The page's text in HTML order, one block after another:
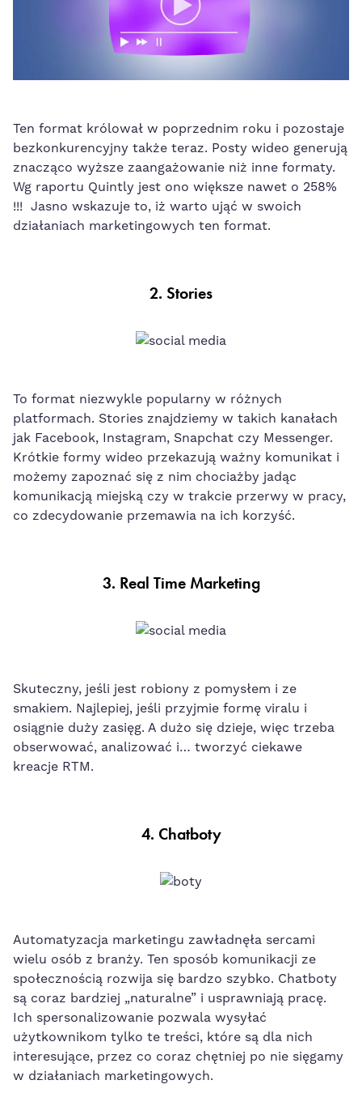
Ten format królował w poprzednim roku i pozostaje
bezkonkurencyjny także teraz. Posty wideo generują
znacząco wyższe zaangażowanie niż inne formaty.
Wg raportu Quintly jest ono większe nawet o 258%
!!! Jasno wskazuje to, iż warto ująć w swoich
działaniach marketingowych ten format.
2. Stories
To format niezwykle popularny w różnych
platformach. Stories znajdziemy w takich kanałach
jak Facebook, Instagram, Snapchat czy Messenger.
Krótkie formy wideo przekazują ważny komunikat i
możemy zapoznać się z nim chociażby jadąc
komunikacją miejską czy w trakcie przerwy w pracy,
co zdecydowanie przemawia na ich korzyść.
3. Real Time Marketing
Skuteczny, jeśli jest robiony z pomysłem i ze
smakiem. Najlepiej, jeśli przyjmie formę viralu i
osiągnie duży zasięg. A dużo się dzieje, więc trzeba
obserwować, analizować i… tworzyć ciekawe
kreacje RTM.
4. Chatboty
Automatyzacja marketingu zawładnęła sercami
wielu osób z branży. Ten sposób komunikacji ze
społecznością rozwija się bardzo szybko. Chatboty
są coraz bardziej „naturalne” i usprawniają pracę.
Ich spersonalizowanie pozwala wysyłać
użytkownikom tylko te treści, które są dla nich
interesujące, przez co coraz chętniej po nie sięgamy
w działaniach marketingowych.